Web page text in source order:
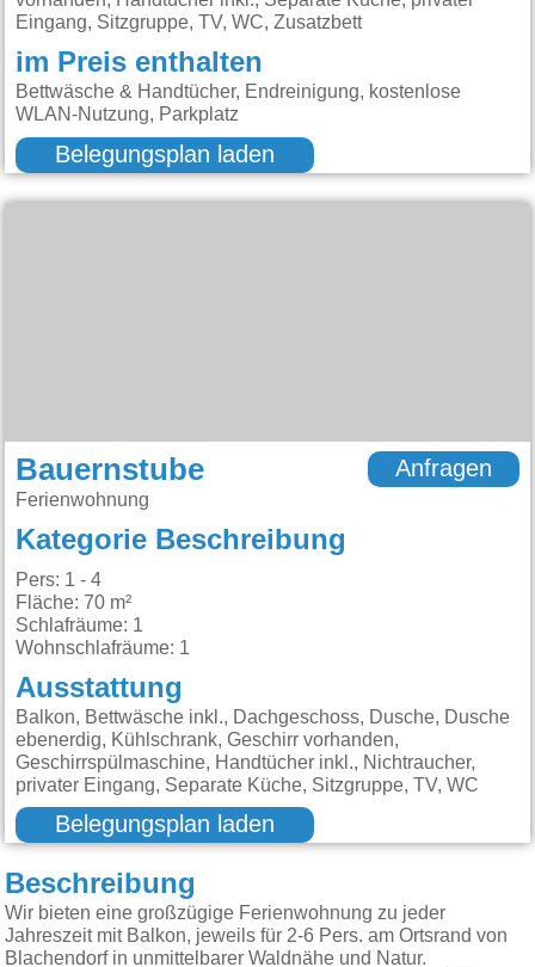
Eingang, Sitzgruppe, TV, WC, Zusatzbett
im Preis enthalten
Bettwäsche & Handtücher, Endreinigung, kostenlose
WLAN-Nutzung, Parkplatz
Belegungsplan laden
Bauernstube
Ferienwohnung
Anfragen
Kategorie Beschreibung
Pers: 1 - 4
Fläche: 70 m²
Schlafräume: 1
Wohnschlafräume: 1
Ausstattung
Balkon, Bettwäsche inkl., Dachgeschoss, Dusche, Dusche
ebenerdig, Kühlschrank, Geschirr vorhanden,
Geschirrspülmaschine, Handtücher inkl., Nichtraucher,
privater Eingang, Separate Küche, Sitzgruppe, TV, WC
Belegungsplan laden
Beschreibung
Wir bieten eine großzügige Ferienwohnung zu jeder
Jahreszeit mit Balkon, jeweils für 2-6 Pers. am Ortsrand von
Blachendorf in unmittelbarer Waldnähe und Natur.